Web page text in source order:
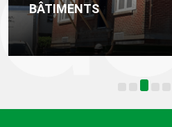
BÂTIMENTS